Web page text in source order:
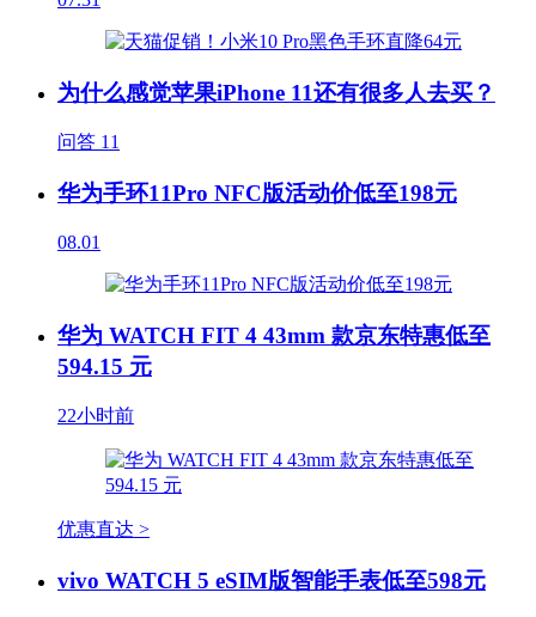
为什么感觉苹果iPhone 11还有很多人去买？
问答 11
华为手环11Pro NFC版活动价低至198元
08.01
华为 WATCH FIT 4 43mm 款京东特惠低至
594.15 元
22小时前
优惠直达 >
vivo WATCH 5 eSIM版智能手表低至598元